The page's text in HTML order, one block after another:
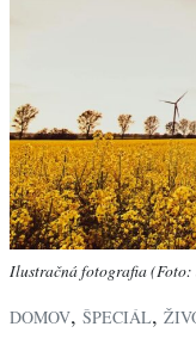
Ilustračná fotografia (Foto:
DOMOV, ŠPECIÁL,